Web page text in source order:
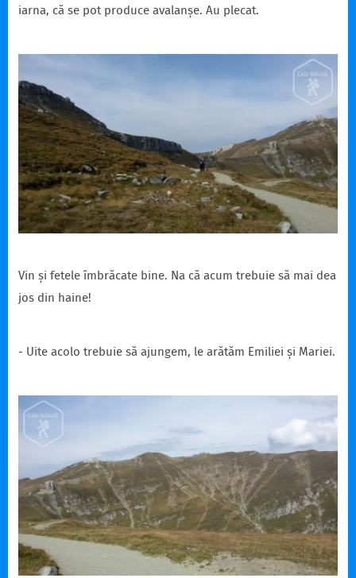
iarna, că se pot produce avalanșe. Au plecat.
Vin și fetele îmbrăcate bine. Na că acum trebuie să mai dea
jos din haine!
- Uite acolo trebuie să ajungem, le arătăm Emiliei și Mariei.